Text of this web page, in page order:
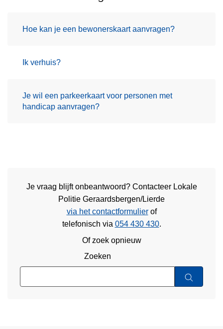
Hoe kan je een bewonerskaart aanvragen?
Ik verhuis?
Je wil een parkeerkaart voor personen met
handicap aanvragen?
Je vraag blijft onbeantwoord? Contacteer Lokale
Politie Geraardsbergen/Lierde
via het contactformulierof
telefonisch via 054 430 430.
Of zoek opnieuw
Zoeken